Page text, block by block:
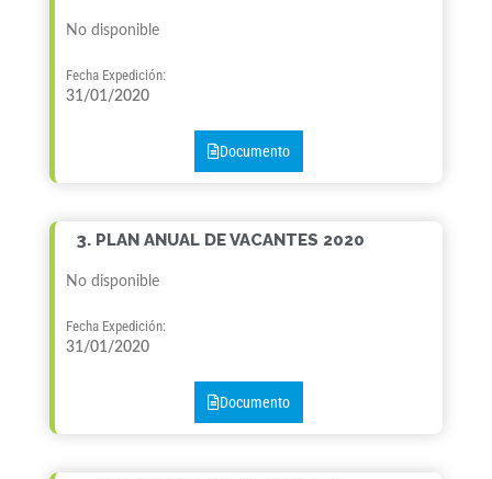
No disponible
Fecha Expedición:
31/01/2020
Documento
3. PLAN ANUAL DE VACANTES 2020
No disponible
Fecha Expedición:
31/01/2020
Documento